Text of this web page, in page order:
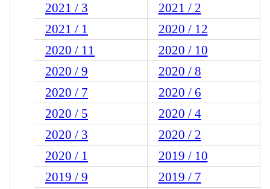
2021 / 3
2021 / 2
2021 / 1
2020 / 12
2020 / 11
2020 / 10
2020 / 9
2020 / 8
2020 / 7
2020 / 6
2020 / 5
2020 / 4
2020 / 3
2020 / 2
2020 / 1
2019 / 10
2019 / 9
2019 / 7